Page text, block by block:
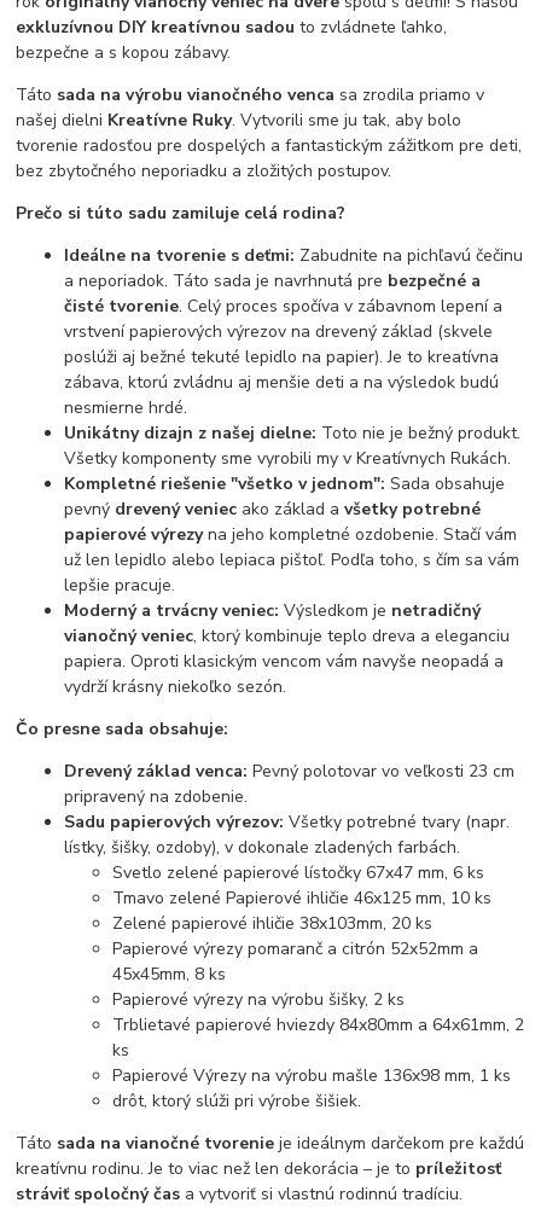
exkluzívnou DIY kreatívnou sadou to zvládnete ľahko,
bezpečne a s kopou zábavy.
Táto sada na výrobu vianočného venca sa zrodila priamo v
našej dielni Kreatívne Ruky. Vytvorili sme ju tak, aby bolo
tvorenie radosťou pre dospelých a fantastickým zážitkom pre deti,
bez zbytočného neporiadku a zložitých postupov.
Prečo si túto sadu zamiluje celá rodina?
Ideálne na tvorenie s deťmi: Zabudnite na pichľavú čečinu
a neporiadok. Táto sada je navrhnutá pre bezpečné a
čisté tvorenie. Celý proces spočíva v zábavnom lepení a
vrstvení papierových výrezov na drevený základ (skvele
poslúži aj bežné tekuté lepidlo na papier). Je to kreatívna
zábava, ktorú zvládnu aj menšie deti a na výsledok budú
nesmierne hrdé.
Unikátny dizajn z našej dielne: Toto nie je bežný produkt.
Všetky komponenty sme vyrobili my v Kreatívnych Rukách.
Kompletné riešenie "všetko v jednom": Sada obsahuje
pevný drevený veniec ako základ avšetky potrebné
papierové výrezyna jeho kompletné ozdobenie. Stačí vám
už len lepidlo alebo lepiaca pištoľ. Podľa toho, s čím sa vám
lepšie pracuje.
Moderný a trvácny veniec: Výsledkom je netradičný
vianočný veniec, ktorý kombinuje teplo dreva a eleganciu
papiera. Oproti klasickým vencom vám navyše neopadá a
vydrží krásny niekoľko sezón.
Čo presne sada obsahuje:
Drevený základ venca: Pevný polotovar vo veľkosti 23 cm
pripravený na zdobenie.
Sadu papierových výrezov: Všetky potrebné tvary (napr.
lístky, šišky, ozdoby), v dokonale zladených farbách.
Svetlo zelené papierové lístočky 67x47 mm, 6 ks
Tmavo zelené Papierové ihličie 46x125 mm, 10 ks
Zelené papierové ihličie 38x103mm, 20 ks
Papierové výrezy pomaranč a citrón 52x52mm a
45x45mm, 8 ks
Papierové výrezy na výrobu šišky, 2 ks
Trblietavé papierové hviezdy 84x80mm a 64x61mm, 2
ks
Papierové Výrezy na výrobu mašle 136x98 mm, 1 ks
drôt, ktorý slúži pri výrobe šišiek.
Táto sada na vianočné tvorenie je ideálnym darčekom pre každú
kreatívnu rodinu. Je to viac než len dekorácia – je to príležitosť
stráviť spoločný čas a vytvoriť si vlastnú rodinnú tradíciu.